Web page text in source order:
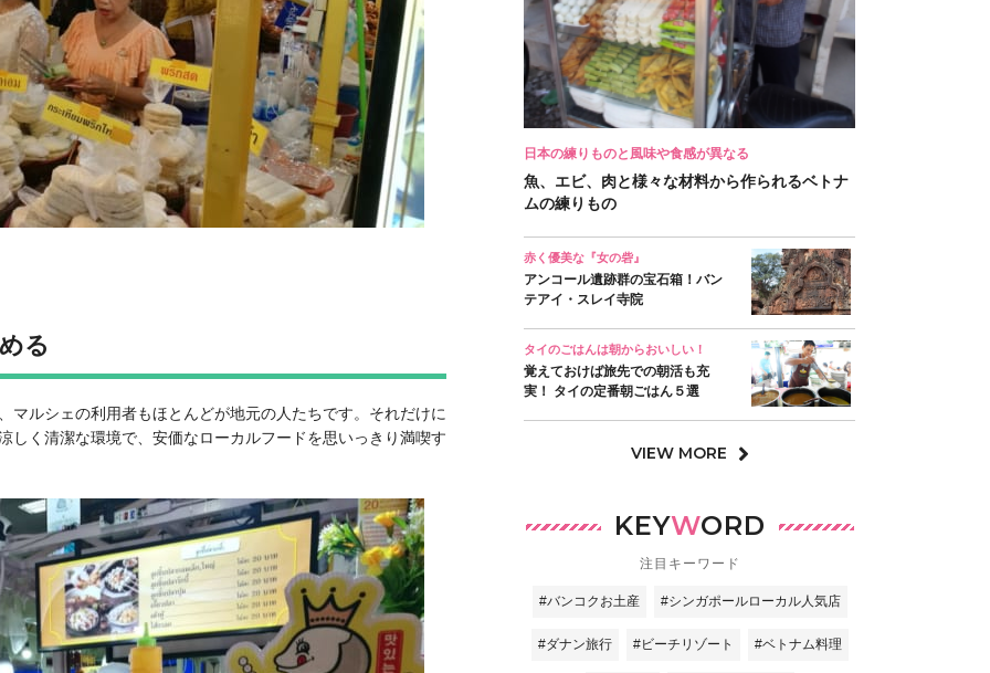
る
マルシェの利用者もほとんどが地元の人たちです。それだけに
しく清潔な環境で、安価なローカルフードを思いっきり満喫す
日本の練りものと風味や食感が異なる
魚、エビ、肉と様々な材料から作られるベトナ
ムの練りもの
赤く優美な『女の砦』
アンコール遺跡群の宝石箱！バン
テアイ・スレイ寺院
タイのごはんは朝からおいしい！
覚えておけば旅先での朝活も充
実！ タイの定番朝ごはん５選
VIEW MORE
KEYWORD
注目キーワード
#バンコクお土産 #シンガポールローカル人気店
#ダナン旅行 #ビーチリゾート #ベトナム料理